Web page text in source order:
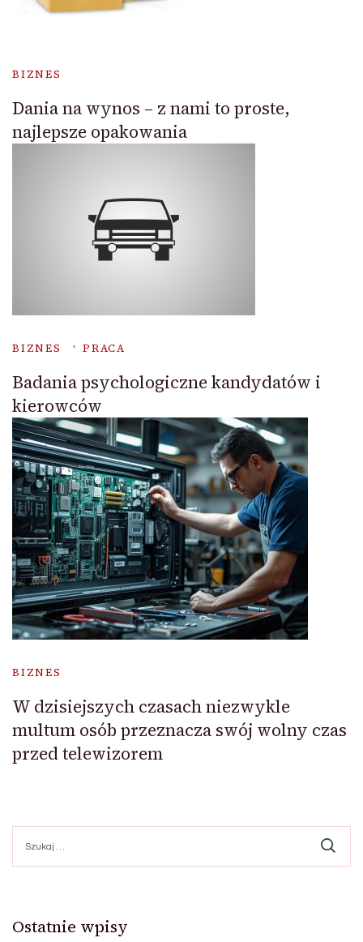
BIZNES
Dania na wynos – z nami to proste,
najlepsze opakowania
BIZNES PRACA
Badania psychologiczne kandydatów i
kierowców
BIZNES
W dzisiejszych czasach niezwykle
multum osób przeznacza swój wolny czas
przed telewizorem
Ostatnie wpisy